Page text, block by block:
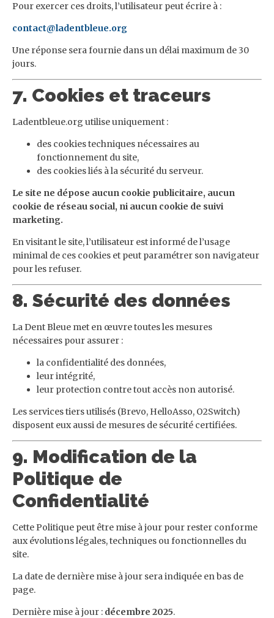
Pour exercer ces droits, l’utilisateur peut écrire à :
contact@ladentbleue.org
Une réponse sera fournie dans un délai maximum de 30
jours.
7. Cookies et traceurs
Ladentbleue.org utilise uniquement :
des cookies techniques nécessaires au
fonctionnement du site,
des cookies liés à la sécurité du serveur.
Le site ne dépose aucun cookie publicitaire, aucun
cookie de réseau social, ni aucun cookie de suivi
marketing.
En visitant le site, l’utilisateur est informé de l’usage
minimal de ces cookies et peut paramétrer son navigateur
pour les refuser.
8. Sécurité des données
La Dent Bleue met en œuvre toutes les mesures
nécessaires pour assurer :
la confidentialité des données,
leur intégrité,
leur protection contre tout accès non autorisé.
Les services tiers utilisés (Brevo, HelloAsso, O2Switch)
disposent eux aussi de mesures de sécurité certifiées.
9. Modification de la
Politique de
Confidentialité
Cette Politique peut être mise à jour pour rester conforme
aux évolutions légales, techniques ou fonctionnelles du
site.
La date de dernière mise à jour sera indiquée en bas de
page.
Dernière mise à jour : décembre 2025.